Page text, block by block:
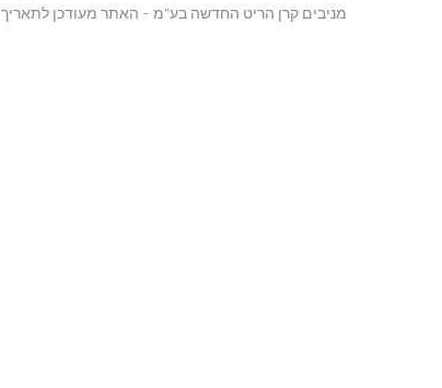
מניבים קרן הריט החדשה בע"מ - האתר מעודכן לתאריך 25.05.26